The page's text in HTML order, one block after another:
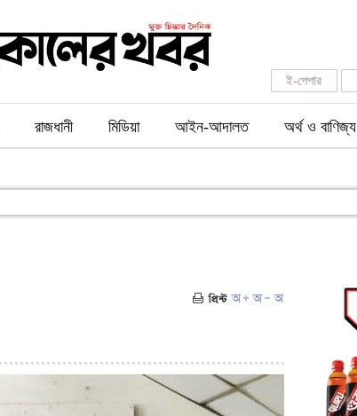
ই-পেপার
রাজধানী মিডিয়া আইন-আদালত অর্থ ও বাণিজ্য